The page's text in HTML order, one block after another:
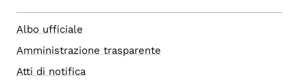
Albo ufficiale
Amministrazione trasparente
Atti di notifica